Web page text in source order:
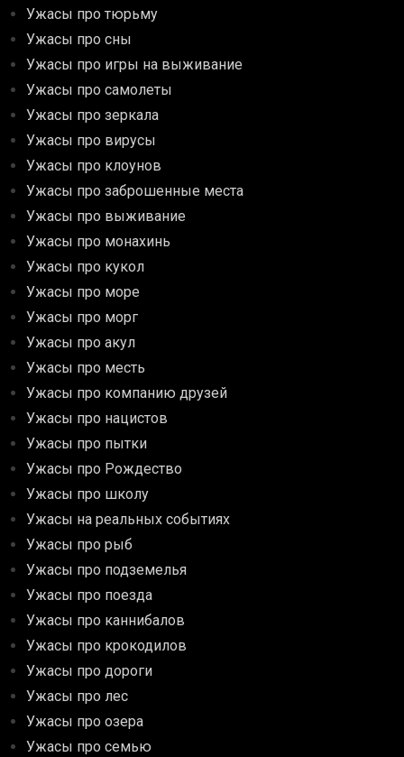
Ужасы про тюрьму
Ужасы про сны
Ужасы про игры на выживание
Ужасы про самолеты
Ужасы про зеркала
Ужасы про вирусы
Ужасы про клоунов
Ужасы про заброшенные места
Ужасы про выживание
Ужасы про монахинь
Ужасы про кукол
Ужасы про море
Ужасы про морг
Ужасы про акул
Ужасы про месть
Ужасы про компанию друзей
Ужасы про нацистов
Ужасы про пытки
Ужасы про Рождество
Ужасы про школу
Ужасы на реальных событиях
Ужасы про рыб
Ужасы про подземелья
Ужасы про поезда
Ужасы про каннибалов
Ужасы про крокодилов
Ужасы про дороги
Ужасы про лес
Ужасы про озера
Ужасы про семью